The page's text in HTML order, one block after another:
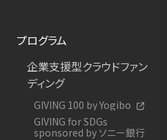
プログラム
企業支援型クラウドファン
ディング
GIVING 100 by Yogibo
GIVING for SDGs
sponsored by ソニー銀行